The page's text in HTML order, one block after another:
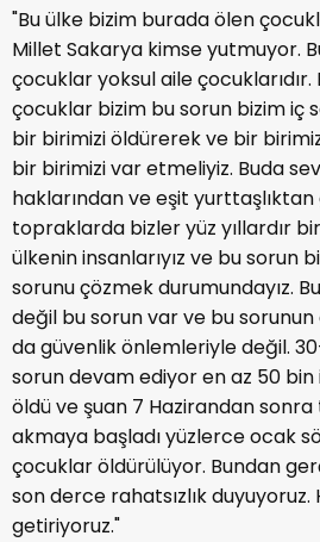
"Bu ülke bizim burada ölen
Millet Sakarya kimse yutmuyor.
çocuklar yoksul aile çocuklarıdır.
çocuklar bizim bu sorun bizim iç
bir birimizi öldürerek ve bir
bir birimizi var etmeliyiz. Buda
haklarından ve eşit yurttaşlıktan
topraklarda bizler yüz yıllardır
ülkenin insanlarıyız ve bu sorun
sorunu çözmek durumundayız.
değil bu sorun var ve bu sorunun
da güvenlik önlemleriyle değil.
sorun devam ediyor en az 50 bin
öldü ve şuan 7 Hazirandan
akmaya başladı yüzlerce ocak
çocuklar öldürülüyor. Bundan
son derce rahatsızlık
getiriyoruz."